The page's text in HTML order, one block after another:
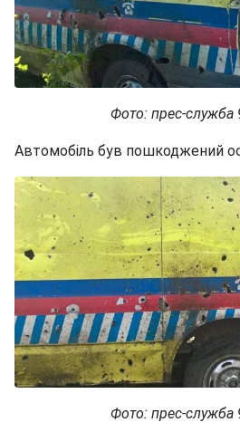
Фото: прес-служба
Автомобіль був пошкоджений
Фото: прес-служба